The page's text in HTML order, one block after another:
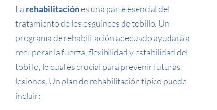
La rehabilitaciónes una parte esencial del
tratamiento de los esguinces de tobillo. Un
programa de rehabilitación adecuado ayudará a
recuperar la fuerza, flexibilidad y estabilidad del
tobillo, lo cual es crucial para prevenir futuras
lesiones. Un plan de rehabilitación típico puede
incluir: